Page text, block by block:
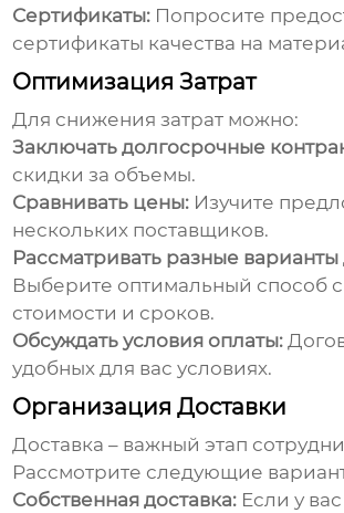
Сертификаты: Попросите
сертификаты качества на
Оптимизация Затрат
Для снижения затрат можно:
Заключать долгосрочные
скидки за объемы.
Сравнивать цены: Изучите
нескольких поставщиков.
Рассматривать разные варианты
Выберите оптимальный способ с
стоимости и сроков.
Обсуждать условия оплаты:
удобных для вас условиях.
Организация Доставки
Доставка – важный этап
Рассмотрите следующие
Собственная доставка: Если у